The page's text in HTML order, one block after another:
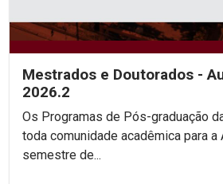
Mestrados e Doutorados -
2026.2
Os Programas de Pós-graduação
toda comunidade acadêmica para a
semestre de...